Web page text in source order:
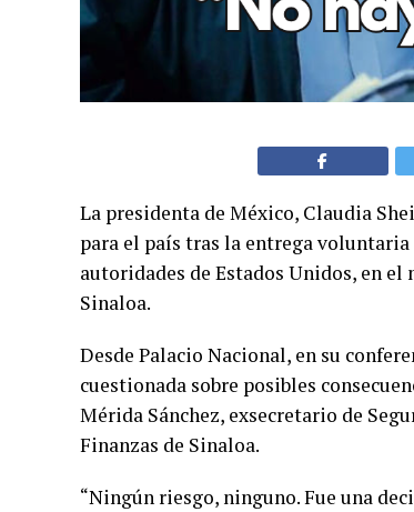
La presidenta de México, Claudia
para el país tras la entrega voluntaria
autoridades de Estados Unidos, en
Sinaloa.
Desde Palacio Nacional, en su
cuestionada sobre posibles
Mérida Sánchez, exsecretario de
Finanzas de Sinaloa.
“Ningún riesgo, ninguno. Fue una